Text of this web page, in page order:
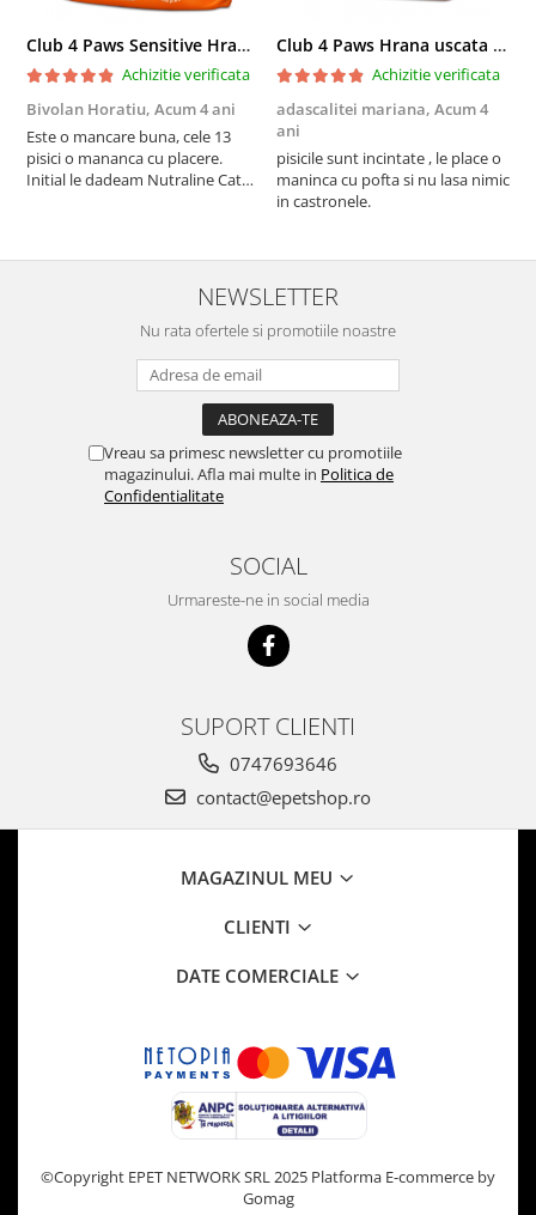
Club 4 Paws Sensitive Hrana uscata pisici adulte, 14kg
Achizitie verificata
Bivolan Horatiu, Acum 4 ani
Este o mancare buna, cele 13
pisici o mananca cu placere.
Initial le dadeam Nutraline Cat
nu o mananca cu placere. Eu
sunt multumit si voi continua cu
Club 4 Paws Hrana uscata pisici sterilizate, 2kg
Achizitie verificata
adascalitei mariana, Acum 4
ani
pisicile sunt incintate , le place o
maninca cu pofta si nu lasa nimic
in castronele.
NEWSLETTER
Nu rata ofertele si promotiile noastre
Vreau sa primesc newsletter cu promotiile
magazinului. Afla mai multe in Politica de
Confidentialitate
SOCIAL
Urmareste-ne in social media
SUPORT CLIENTI
0747693646
contact@epetshop.ro
MAGAZINUL MEU
CLIENTI
DATE COMERCIALE
©Copyright EPET NETWORK SRL 2025 Platforma E-commerce by
Gomag